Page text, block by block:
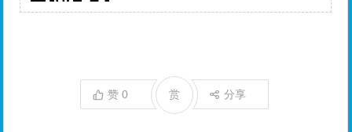
赞0 分享
赏